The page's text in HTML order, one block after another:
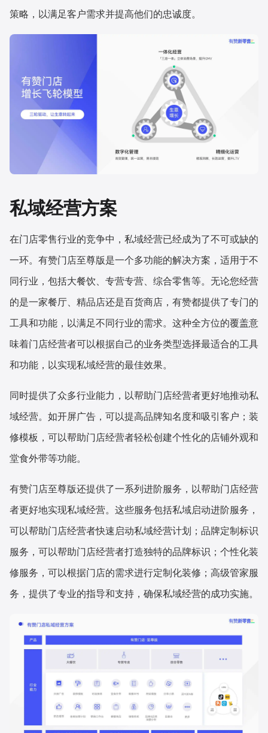
策略，以满足客户需求并提高他们的忠诚度。
私域经营方案
在门店零售行业的竞争中，私域经营已经成为了不可或缺的
一环。有赞门店至尊版是一个多功能的解决方案，适用于不
同行业，包括大餐饮、专营专营、综合零售等。无论您经营
的是一家餐厅、精品店还是百货商店，有赞都提供了专门的
工具和功能，以满足不同行业的需求。这种全方位的覆盖意
味着门店经营者可以根据自己的业务类型选择最适合的工具
和功能，以实现私域经营的最佳效果。
同时提供了众多行业能力，以帮助门店经营者更好地推动私
域经营。如开屏广告，可以提高品牌知名度和吸引客户；装
修模板，可以帮助门店经营者轻松创建个性化的店铺外观和
堂食外带等功能。
有赞门店至尊版还提供了一系列进阶服务，以帮助门店经营
者更好地实现私域经营。这些服务包括私域启动进阶服务，
可以帮助门店经营者快速启动私域经营计划；品牌定制标识
服务，可以帮助门店经营者打造独特的品牌标识；个性化装
修服务，可以根据门店的需求进行定制化装修；高级管家服
务，提供了专业的指导和支持，确保私域经营的成功实施。